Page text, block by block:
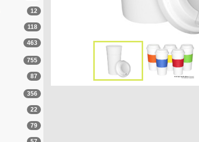
12
118
463
755
87
356
22
79